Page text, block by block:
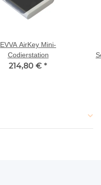
EVVA AirKey Mini-
Codierstation
214,80 € *